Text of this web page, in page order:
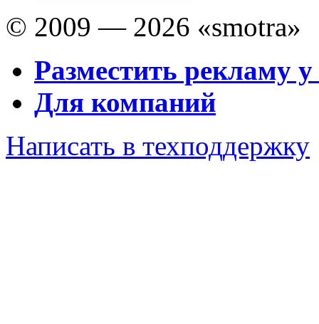
© 2009 — 2026 «smotra»
Разместить рекламу у
Для компаний
Написать в техподдержку